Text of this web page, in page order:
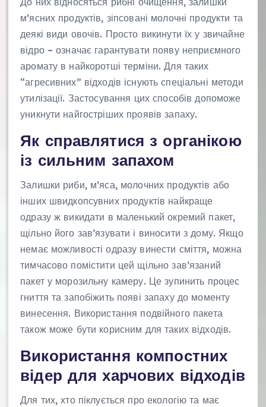
м’ясних продуктів, зіпсовані молочні продукти та
деякі види овочів. Просто викинути їх у звичайне
відро – означає гарантувати появу неприємного
аромату в найкоротші терміни. Для таких
“агресивних” відходів існують спеціальні методи
утилізації. Застосування цих способів допоможе
уникнути найгостріших проявів запаху.
Як справлятися з органікою
із сильним запахом
Залишки риби, м’яса, молочних продуктів або
інших швидкопсувних продуктів найкраще
одразу ж викидати в маленький окремий пакет,
щільно його зав’язувати і виносити з дому. Якщо
немає можливості одразу винести сміття, можна
тимчасово помістити цей щільно зав’язаний
пакет у морозильну камеру. Це зупинить процес
гниття та запобіжить появі запаху до моменту
винесення. Використання подвійного пакета
також може бути корисним для таких відходів.
Використання компостних
відер для харчових відходів
Для тих, хто піклується про екологію та має